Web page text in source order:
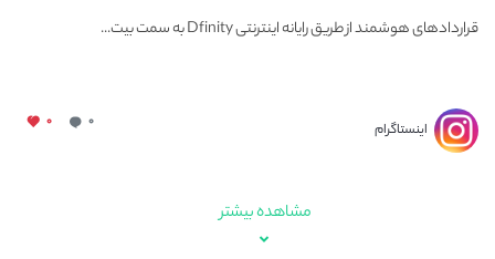
کوین می آیند
قراردادهای هوشمند از طریق رایانه اینترنتی Dfinity به سمت بیت...
اینستاگرام ۰ ۰
مشاهده بیشتر